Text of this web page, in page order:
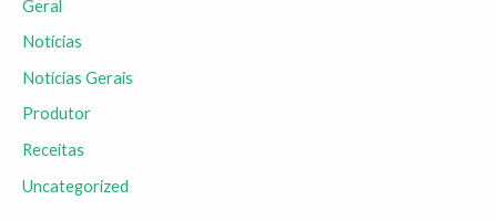
Geral
Notícias
Notícias Gerais
Produtor
Receitas
Uncategorized